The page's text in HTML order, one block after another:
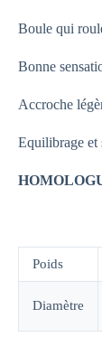
Boule qui
Bonne
Accroche
Equilibrage et
Poids
Diamètre